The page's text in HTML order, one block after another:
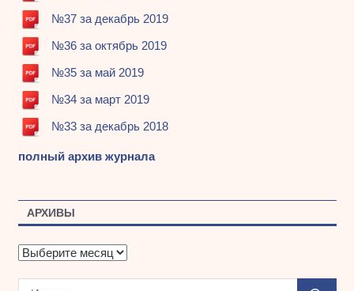
№37 за декабрь 2019
№36 за октябрь 2019
№35 за май 2019
№34 за март 2019
№33 за декабрь 2018
полный архив журнала
АРХИВЫ
А
х